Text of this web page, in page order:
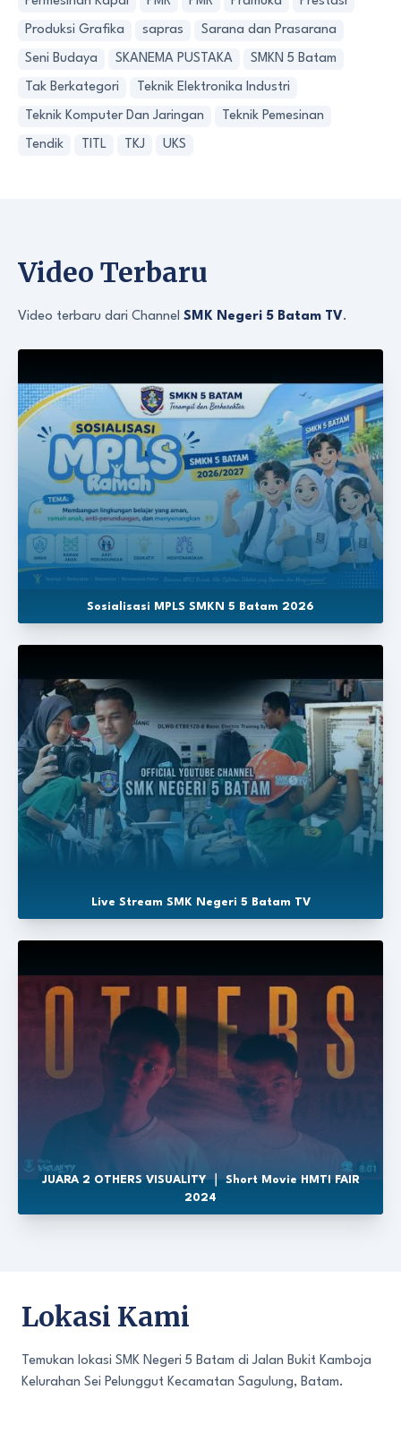
Produksi Grafika sapras Sarana dan Prasarana
Seni Budaya SKANEMA PUSTAKA SMKN 5 Batam
Tak Berkategori Teknik Elektronika Industri
Teknik Komputer Dan Jaringan Teknik Pemesinan
Tendik TITL TKJ UKS
Video Terbaru
Video terbaru dari Channel SMK Negeri 5 Batam TV.
Sosialisasi MPLS SMKN 5 Batam 2026
Live Stream SMK Negeri 5 Batam TV
JUARA 2 OTHERS VISUALITY ｜ Short Movie HMTI FAIR
2024
Lokasi Kami
Temukan lokasi SMK Negeri 5 Batam di Jalan Bukit Kamboja
Kelurahan Sei Pelunggut Kecamatan Sagulung, Batam.